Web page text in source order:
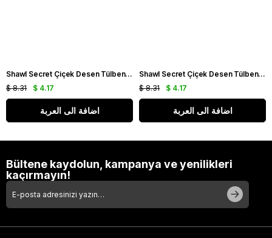
Shawl Secret Çiçek Desen Tülbent Mor 54986
$ 4.17
$ 8.31
اضافة الى العربة
Shawl Secret Çiçek Desen Tülbent Lacivert 54985
$ 4.17
$ 8.31
اضافة الى العربة
Bültene kaydolun, kampanya ve yenilikleri
kaçırmayın!